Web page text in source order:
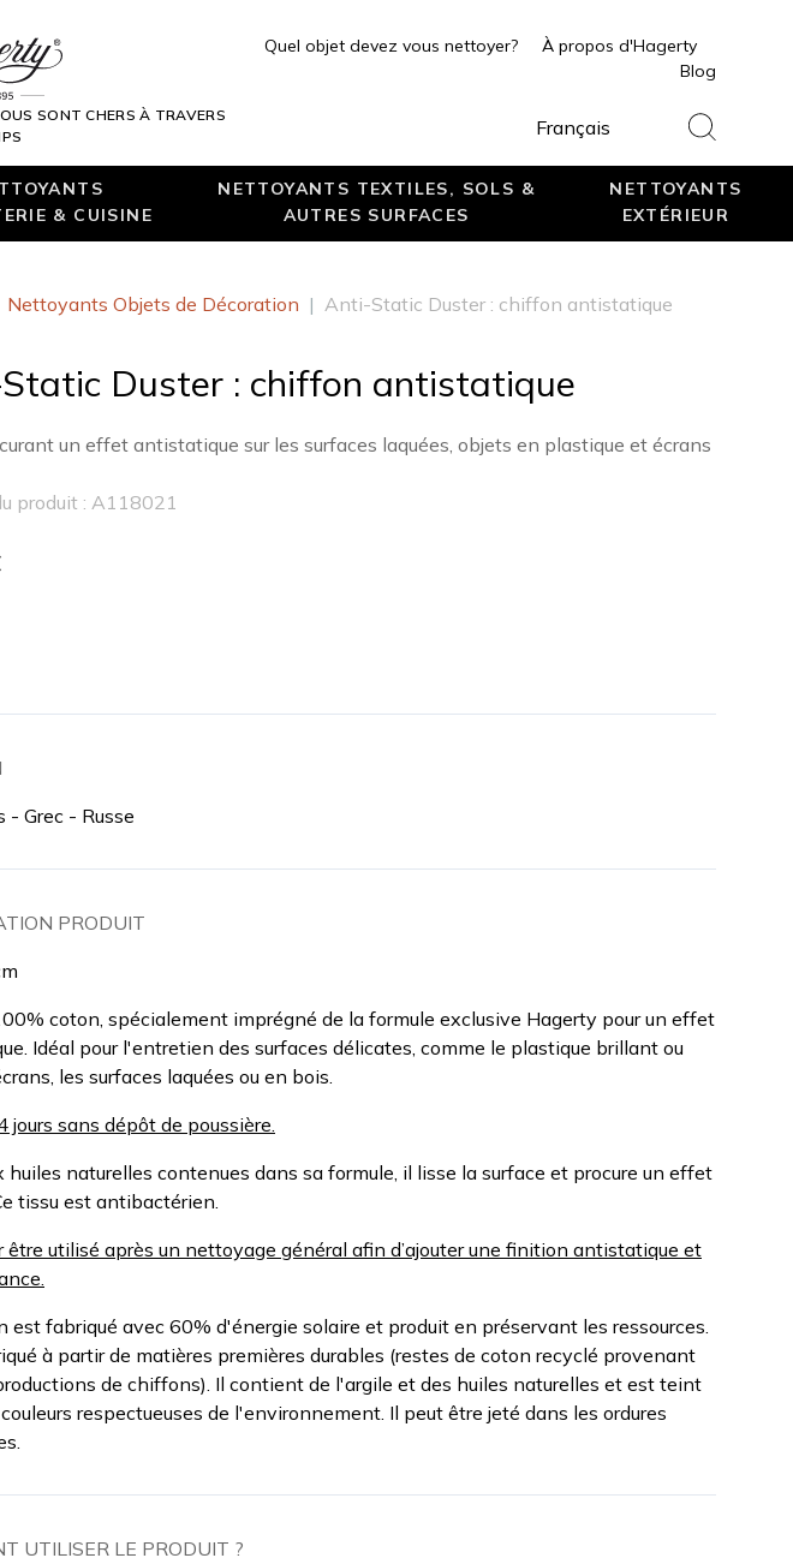
SONT CHERS À TRAVERS
Quel objet devez vous nettoyer?
À propos d'Hagerty
Blog
Français
& CUISINE
NETTOYANTS TEXTILES, SOLS &
AUTRES SURFACES
NETTOYANTS
EXTÉRIEUR
Nettoyants Objets de Décoration | Anti-Static Duster : chiffon antistatique
Duster : chiffon antistatique
un effet antistatique sur les surfaces laquées, objets en plastique et écrans
produit : A118021
- Grec - Russe
PRODUIT
coton, spécialement imprégné de la formule exclusive Hagerty pour un effet
Idéal pour l'entretien des surfaces délicates, comme le plastique brillant ou
les surfaces laquées ou en bois.
jours sans dépôt de poussière.
huiles naturelles contenues dans sa formule, il lisse la surface et procure un effet
tissu est antibactérien.
être utilisé après un nettoyage général afin d’ajouter une finition antistatique et
est fabriqué avec 60% d'énergie solaire et produit en préservant les ressources.
à partir de matières premières durables (restes de coton recyclé provenant
de chiffons). Il contient de l'argile et des huiles naturelles et est teint
respectueuses de l'environnement. Il peut être jeté dans les ordures
UTILISER LE PRODUIT ?